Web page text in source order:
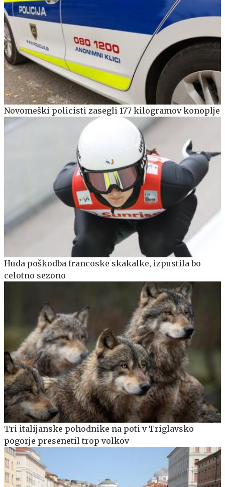
Novomeški policisti zasegli 177 kilogramov konoplje
Huda poškodba francoske skakalke, izpustila bo
celotno sezono
Tri italijanske pohodnike na poti v Triglavsko
pogorje presenetil trop volkov